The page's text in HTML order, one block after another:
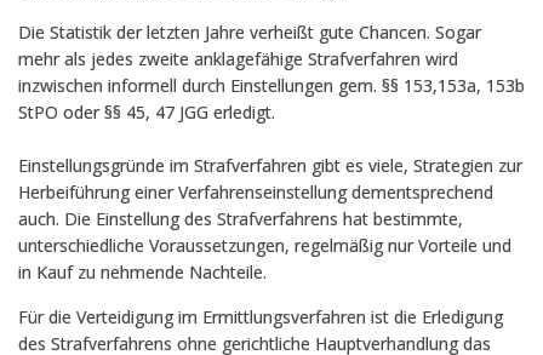
Die Statistik der letzten Jahre verheißt gute Chancen. Sogar
mehr als jedes zweite anklagefähige Strafverfahren wird
inzwischen informell durch Einstellungen gem. §§ 153,153a, 153b
StPO oder §§ 45, 47 JGG erledigt.
Einstellungsgründe im Strafverfahren gibt es viele, Strategien zur
Herbeiführung einer Verfahrenseinstellung dementsprechend
auch. Die Einstellung des Strafverfahrens hat bestimmte,
unterschiedliche Voraussetzungen, regelmäßig nur Vorteile und
in Kauf zu nehmende Nachteile.
Für die Verteidigung im Ermittlungsverfahren ist die Erledigung
des Strafverfahrens ohne gerichtliche Hauptverhandlung das